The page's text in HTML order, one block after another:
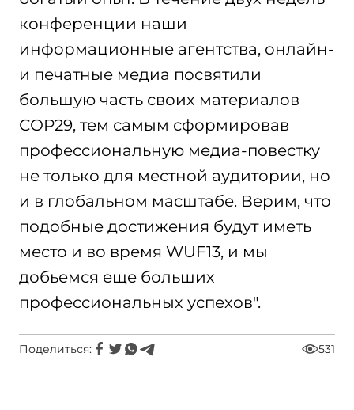
конференции наши
информационные агентства, онлайн-
и печатные медиа посвятили
большую часть своих материалов
СОР29, тем самым сформировав
профессиональную медиа-повестку
не только для местной аудитории, но
и в глобальном масштабе. Верим, что
подобные достижения будут иметь
место и во время WUF13, и мы
добьемся еще больших
профессиональных успехов".
Поделиться: 531